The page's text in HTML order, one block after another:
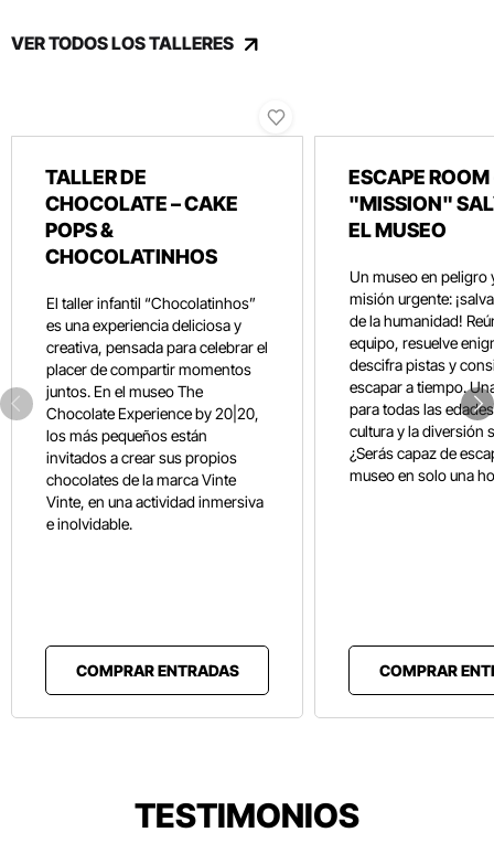
VER TODOS LOS TALLERES
TALLER DE
CHOCOLATE – CAKE
POPS &
CHOCOLATINHOS
El taller infantil “Chocolatinhos”
es una experiencia deliciosa y
creativa, pensada para celebrar el
placer de compartir momentos
juntos. En el museo The
Chocolate Experience by 20|20,
los más pequeños están
invitados a crear sus propios
chocolates de la marca Vinte
Vinte, en una actividad inmersiva
e inolvidable.
COMPRAR ENTRADAS
ESCAPE ROOM
"MISSION"
EL MUSEO
Un museo en peligro
misión urgente:
de la humanidad!
equipo, resuelve
descifra pistas y
escapar a tiempo.
para todas las
cultura y la diversión
¿Serás capaz de
museo en solo una
COMPRAR
TESTIMONIOS